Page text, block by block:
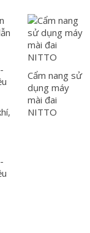
Cẩm nang sử
dụng máy
mài đai
NITTO